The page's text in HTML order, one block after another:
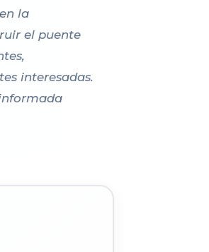
la
el puente
interesadas.